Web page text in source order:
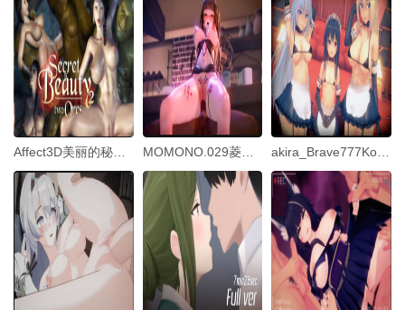
MOMONO.029菱纱菱纱成人训练预测疾病人情治疗中文字幕